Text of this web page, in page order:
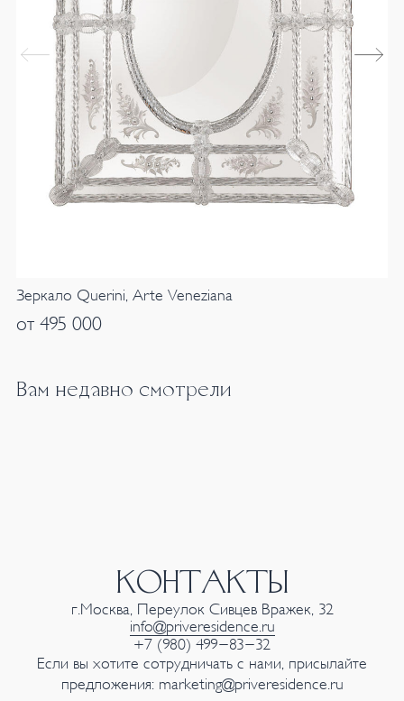
Зеркало Querini, Arte Veneziana
от 495 000
Вам недавно смотрели
КОНТАКТЫ
г.Москва, Переулок Сивцев Вражек, 32
info@priveresidence.ru
+7 (980) 499-83-32
Если вы хотите сотрудничать с нами, присылайте
предложения: marketing@priveresidence.ru